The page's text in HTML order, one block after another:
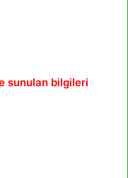
sunulan bilgileri